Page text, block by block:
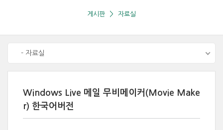
게시판 자료실
- 자료실
Windows Live 메일 무비메이커(Movie Make
r) 한국어버전